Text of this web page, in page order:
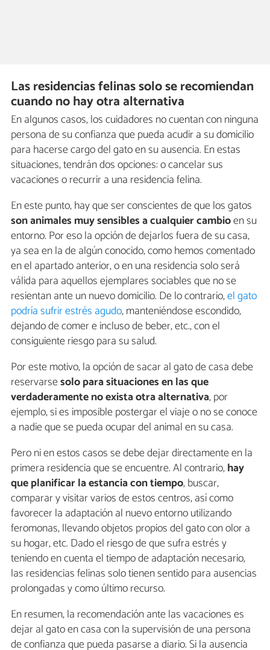
Las residencias felinas solo se recomiendan
cuando no hay otra alternativa
En algunos casos, los cuidadores no cuentan con ninguna
persona de su confianza que pueda acudir a su domicilio
para hacerse cargo del gato en su ausencia. En estas
situaciones, tendrán dos opciones: o cancelar sus
vacaciones o recurrir a una residencia felina.
En este punto, hay que ser conscientes de que los gatos
son animales muy sensibles a cualquier cambioen su
entorno. Por eso la opción de dejarlos fuera de su casa,
ya sea en la de algún conocido, como hemos comentado
en el apartado anterior, o en una residencia solo será
válida para aquellos ejemplares sociables que no se
resientan ante un nuevo domicilio. De lo contrario,el gato
podría sufrir estrés agudo, manteniéndose escondido,
dejando de comer e incluso de beber, etc., con el
consiguiente riesgo para su salud.
Por este motivo, la opción de sacar al gato de casa debe
reservarsesolo para situaciones en las que
verdaderamente no exista otra alternativa, por
ejemplo, si es imposible postergar el viaje o no se conoce
a nadie que se pueda ocupar del animal en su casa.
Pero ni en estos casos se debe dejar directamente en la
primera residencia que se encuentre. Al contrario,hay
que planificar la estancia con tiempo, buscar,
comparar y visitar varios de estos centros, así como
favorecer la adaptación al nuevo entorno utilizando
feromonas, llevando objetos propios del gato con olor a
su hogar, etc. Dado el riesgo de que sufra estrés y
teniendo en cuenta el tiempo de adaptación necesario,
las residencias felinas solo tienen sentido para ausencias
prolongadas y como último recurso.
En resumen, la recomendación ante las vacaciones es
dejar al gato en casa con la supervisión de una persona
de confianza que pueda pasarse a diario. Si la ausencia